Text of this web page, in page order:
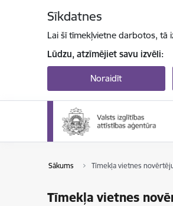
Sīkdatnes
Lai šī tīmekļvietne darbotos, tā
Lūdzu, atzīmējiet savu izvēli:
Noraidīt
Sākums Tīmekļa vietnes
Tīmekļa vietnes